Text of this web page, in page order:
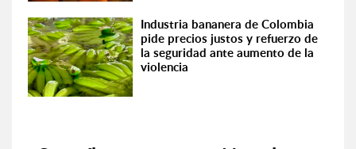
Industria bananera de Colombia
pide precios justos y refuerzo de
la seguridad ante aumento de la
violencia